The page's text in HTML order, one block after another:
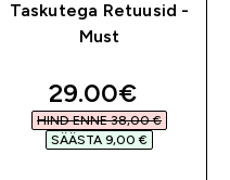
Taskutega Retuusid -
Must
discounted
29.00€‎
HIND ENNE 38,00 €‎
SÄÄSTA 9,00 €‎